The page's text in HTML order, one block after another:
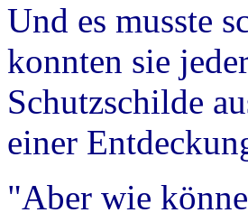
Und es musste
konnten sie
Schutzschilde
einer
"Aber wie